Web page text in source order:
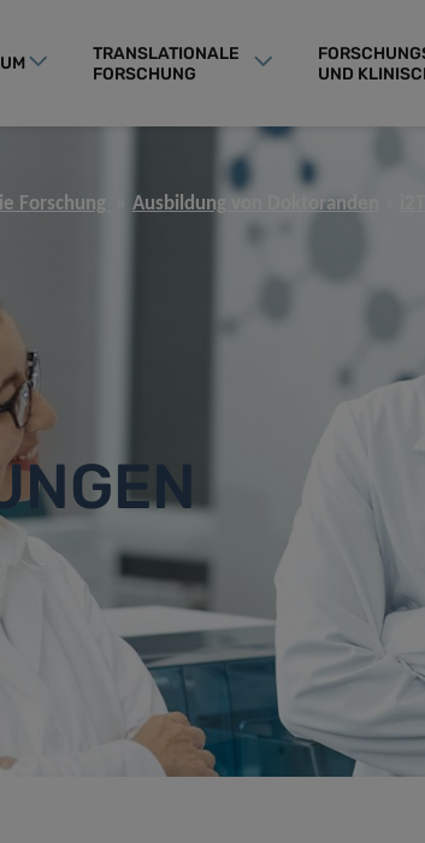
TRANSLATIONALE
FORSCHUNG
UND
Forschung Ausbildung von Doktoranden